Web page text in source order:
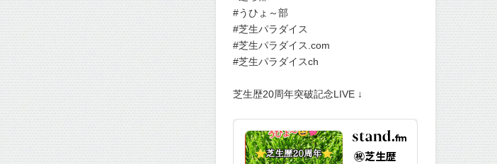
#うひょ～部
#芝生パラダイス
#芝生パラダイス.com
#芝生パラダイスch
芝生歴20周年突破記念LIVE ↓